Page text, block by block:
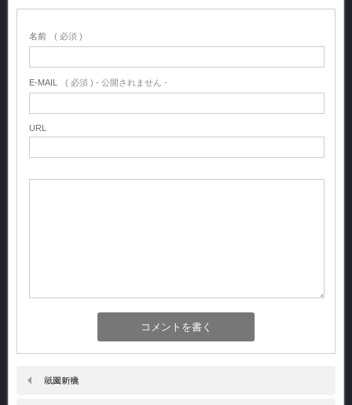
名前 ( 必須 )
E-MAIL ( 必須 ) - 公開されません -
URL
祇園新橋